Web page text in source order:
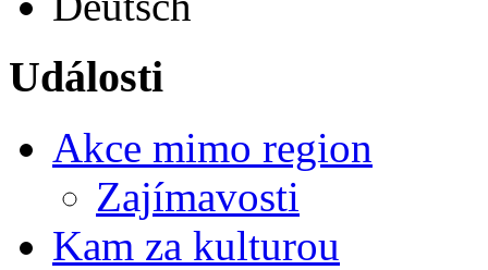
Události
Akce mimo region
Zajímavosti
Kam za kulturou